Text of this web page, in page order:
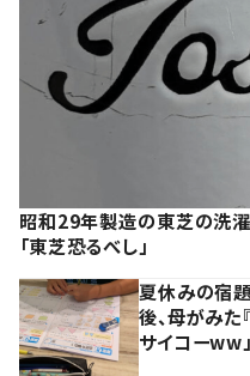
昭和29年製造の東芝の洗濯
「東芝恐るべし」
夏休みの宿
後、母がみた
サイコーww